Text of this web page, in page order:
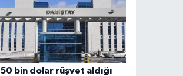
50 bin dolar rüşvet aldığı